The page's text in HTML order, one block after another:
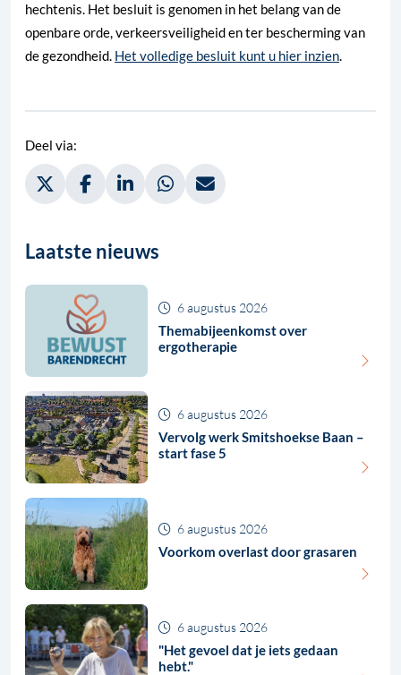
hechtenis. Het besluit is genomen in het belang van de
openbare orde, verkeersveiligheid en ter bescherming van
de gezondheid. Het volledige besluit kunt u hier inzien.
Deel via:
Deel via Twitter, opent in nieuw tabblad
Deel via Facebook, opent in nieuw tabblad
Deel via LinkedIn, opent in nieuw tabblad
Deel via WhatsApp, opent in nieuw
Deel via Mail, opent in nieuw
Laatste nieuws
Themabijeenkomst over
ergotherapie
6 augustus 2026
Vervolg werk Smitshoekse Baan –
start fase 5
6 augustus 2026
Voorkom overlast door grasaren
6 augustus 2026
"Het gevoel dat je iets gedaan
hebt."
6 augustus 2026